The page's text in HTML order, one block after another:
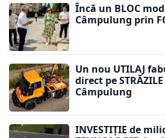
Încă un BLOC
Câmpulung prin
Un nou UTILAJ
direct pe
Câmpulung
INVESTIȚIE de